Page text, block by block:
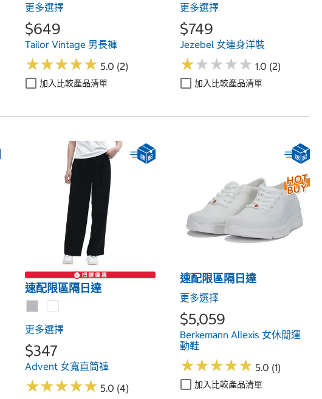
更多選擇
$649
Tailor Vintage 男長褲
★★★★★
★★★★★ 5.0 (2)
加入比較產品清單
更多選擇
$749
Jezebel 女連身洋裝
★★★★★
★★★★★ 1.0 (2)
加入比較產品清單
速配限區隔日達
更多選擇
$347
Advent 女寬直筒褲
★★★★★
★★★★★ 5.0 (4)
速配限區隔日達
更多選擇
$5,059
Berkemann Allexis 女休閒運
動鞋
★★★★★
★★★★★ 5.0 (1)
加入比較產品清單